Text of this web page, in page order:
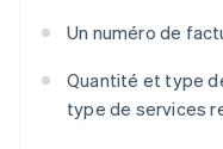
Un numéro de
Quantité et type
type de services